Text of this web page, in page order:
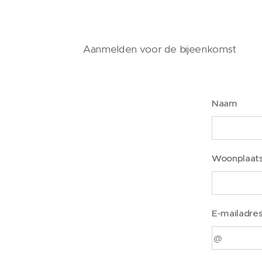
Aanmelden voor de bijeenkomst
Naam
E-